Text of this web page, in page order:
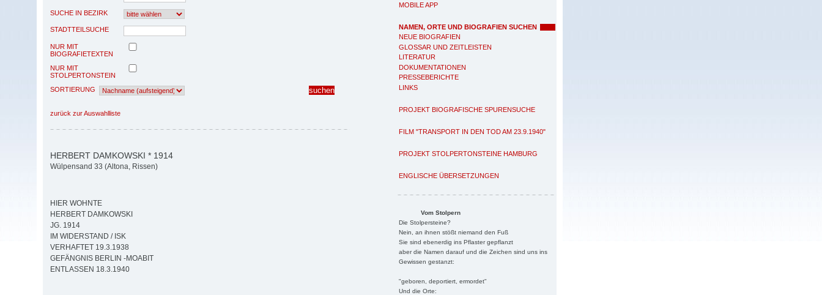
MOBILE APP
NAMEN, ORTE UND BIOGRAFIEN SUCHEN
NEUE BIOGRAFIEN
GLOSSAR UND ZEITLEISTEN
LITERATUR
DOKUMENTATIONEN
PRESSEBERICHTE
LINKS
PROJEKT BIOGRAFISCHE SPURENSUCHE
FILM "TRANSPORT IN DEN TOD AM 23.9.1940"
PROJEKT STOLPERTONSTEINE HAMBURG
ENGLISCHE ÜBERSETZUNGEN
Vom Stolpern
Die Stolpersteine?
Nein, an ihnen stößt niemand den Fuß
Sie sind ebenerdig ins Pflaster gepflanzt
aber die Namen darauf und die Zeichen sind uns ins
Gewissen gestanzt:
"geboren, deportiert, ermordet"
Und die Orte:
SUCHE IN BEZIRK
STADTTEILSUCHE
NUR MIT
BIOGRAFIETEXTEN
NUR MIT
STOLPERTONSTEIN
SORTIERUNG
zurück zur Auswahlliste
HERBERT DAMKOWSKI * 1914
Wülpensand 33 (Altona, Rissen)
HIER WOHNTE
HERBERT DAMKOWSKI
JG. 1914
IM WIDERSTAND / ISK
VERHAFTET 19.3.1938
GEFÄNGNIS BERLIN -MOABIT
ENTLASSEN 18.3.1940